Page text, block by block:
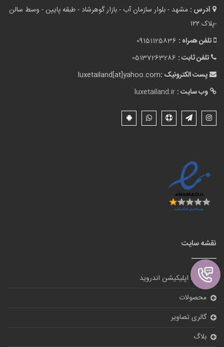
آدرس : مشهد - بلوار سازمان آب - بازار گوهرشاد - طبقه پایین - وسط سالن
-پلاک ۱۲۲
تلفن همراه : 09151125836
تلفن ثابت : 05137263286
پست الکترونیک :luxetailand[at]yahoo.com
وب سایت : luxetailand.ir
نقشه سایت
دانلود اپلیکیشن اندروید
محصولات
گالری تصاویر
بلاگ